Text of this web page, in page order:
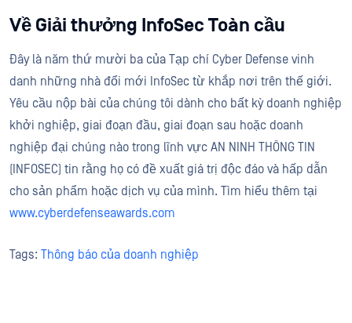
Về Giải thưởng InfoSec Toàn cầu
Đây là năm thứ mười ba của Tạp chí Cyber Defense vinh
danh những nhà đổi mới InfoSec từ khắp nơi trên thế giới.
Yêu cầu nộp bài của chúng tôi dành cho bất kỳ doanh nghiệp
khởi nghiệp, giai đoạn đầu, giai đoạn sau hoặc doanh
nghiệp đại chúng nào trong lĩnh vực AN NINH THÔNG TIN
(INFOSEC) tin rằng họ có đề xuất giá trị độc đáo và hấp dẫn
cho sản phẩm hoặc dịch vụ của mình. Tìm hiểu thêm tại
www.cyberdefenseawards.com
Tags: Thông báo của doanh nghiệp